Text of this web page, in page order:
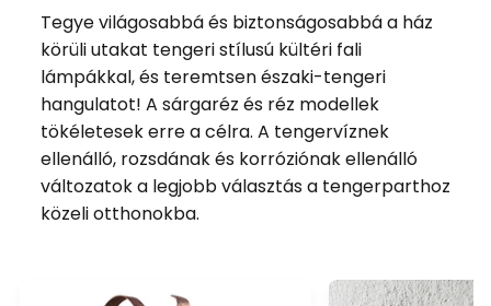
Tegye világosabbá és biztonságosabbá a ház
körüli utakat tengeri stílusú kültéri fali
lámpákkal, és teremtsen északi-tengeri
hangulatot! A sárgaréz és réz modellek
tökéletesek erre a célra. A tengervíznek
ellenálló, rozsdának és korróziónak ellenálló
változatok a legjobb választás a tengerparthoz
közeli otthonokba.